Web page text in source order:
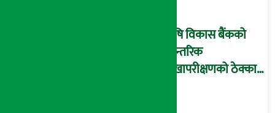
कृषि विकास बैंकको
आन्तरिक
लेखापरीक्षणको ठेक्का